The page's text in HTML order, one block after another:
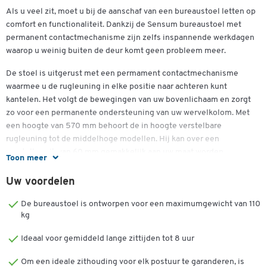
Toon meer
Als u veel zit, moet u bij de aanschaf van een bureaustoel letten op
comfort en functionaliteit. Dankzij de Sensum bureaustoel met
permanent contactmechanisme zijn zelfs inspannende werkdagen
waarop u weinig buiten de deur komt geen probleem meer.
De stoel is uitgerust met een permament contactmechanisme
waarmee u de rugleuning in elke positie naar achteren kunt
kantelen. Het volgt de bewegingen van uw bovenlichaam en zorgt
zo voor een permanente ondersteuning van uw wervelkolom. Met
een hoogte van 570 mm behoort de in hoogte verstelbare
rugleuning tot de middelhoge modellen. Hij kan over een
in de lendenstreek.
Als u rugklachten hebt, kunt u het beste een orthopedische stoel
kopen, die ervoor zorgt dat u correct zit - te beginnen met de
kunt u de hoogte van de stoel nauwkeurig instellen, zodat u aan elk
Uw voordelen
De bureaustoel is ontworpen voor een maximumgewicht van 110
kg
Ideaal voor gemiddeld lange zittijden tot 8 uur
Om een ideale zithouding voor elk postuur te garanderen, is